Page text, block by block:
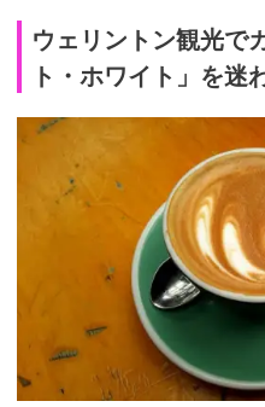
ウェリントン観光で
ト・ホワイト」を迷